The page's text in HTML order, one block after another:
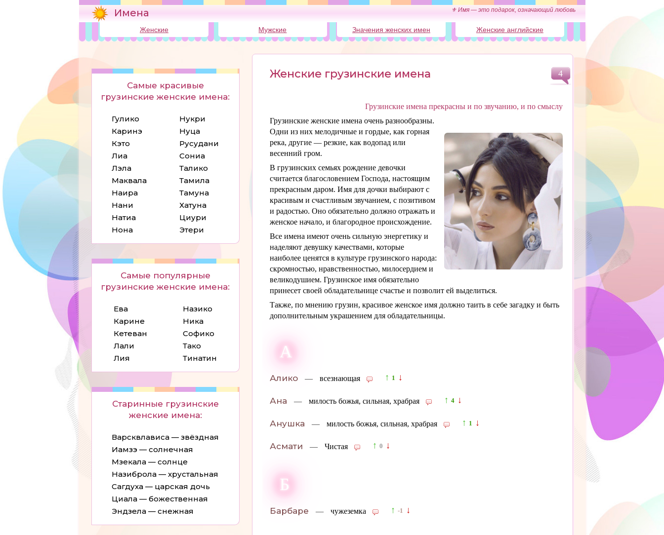
Имена ⚜ Имя — это подарок, означающий любовь
Женские Мужские Значения женских имен Женские английские
4
Женские грузинские имена
Грузинские имена прекрасны и по звучанию, и по смыслу
Грузинские женские имена очень разнообразны.
Одни из них мелодичные и гордые, как горная
река, другие — резкие, как водопад или
весенний гром.
В грузинских семьях рождение девочки
считается благословением Господа, настоящим
прекрасным даром. Имя для дочки выбирают с
красивым и счастливым звучанием, с позитивом
и радостью. Оно обязательно должно отражать и
женское начало, и благородное происхождение.
Все имена имеют очень сильную энергетику и
наделяют девушку качествами, которые
наиболее ценятся в культуре грузинского народа:
скромностью, нравственностью, милосердием и
великодушием. Грузинское имя обязательно
принесет своей обладательнице счастье и позволит ей выделиться.
Также, по мнению грузин, красивое женское имя должно таить в себе загадку и быть
дополнительным украшением для обладательницы.
А
Алико — всезнающая ↑ 1 ↓
Ана — милость божья, сильная, храбрая ↑ 4 ↓
Анушка — милость божья, сильная, храбрая ↑ 1 ↓
Асмати — Чистая ↑ 0 ↓
Б
Барбаре — чужеземка ↑ -1 ↓
Самые красивые
грузинские женские имена:
Гулико
Каринэ
Кэто
Лиа
Лэла
Маквала
Наира
Нани
Натиа
Нона
Нукри
Нуца
Русудани
Сониа
Талико
Тамила
Тамуна
Хатуна
Циури
Этери
Самые популярные
грузинские женские имена:
Ева
Карине
Кетеван
Лали
Лия
Назико
Ника
Софико
Тако
Тинатин
Старинные грузинские
женские имена:
Варсквлависа — звёздная
Иамзэ — солнечная
Мзекала — солнце
Назиброла — хрустальная
Сагдуха — царская дочь
Циала — божественная
Эндзела — снежная